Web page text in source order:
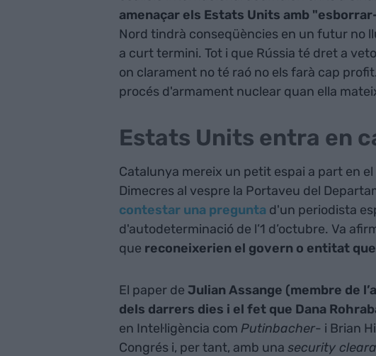
amenaçar els Estats Units amb
Nord tindrà conseqüències en un futur no
a curt termini. Tot i que Rússia té dret a
on clarament no té raó no els farà cap
procés d'armament nuclear quan ella
Estats Units entra en
Catalunya mereix un petit espai a part en
Dimecres al vespre la Portaveu del
contestar una pregunta d'un periodista
d'autodeterminació de l’1 d’octubre. Va
que reconeixerien el govern o entitat
El paper de Julian Assange (membre de
dels darrers dies i el fet que Dana
en Intel·ligència com Putinbacher- i Brian
Congrés i, per tant, amb una security